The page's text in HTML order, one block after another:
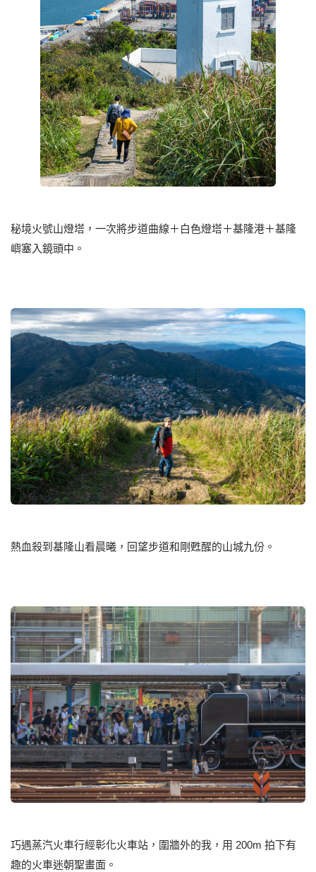
秘境火號山燈塔，一次將步道曲線＋白色燈塔＋基隆港＋基隆
嶼塞入鏡頭中。
熱血殺到基隆山看晨曦，回望步道和剛甦醒的山城九份。
巧遇蒸汽火車行經彰化火車站，圍牆外的我，用 200m 拍下有
趣的火車迷朝聖畫面。